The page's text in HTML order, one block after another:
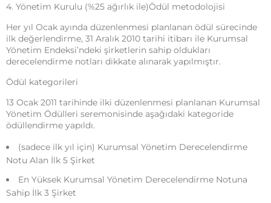
4. Yönetim Kurulu (%25 ağırlık ile)Ödül metodolojisi
Her yıl Ocak ayında düzenlenmesi planlanan ödül sürecinde
ilk değerlendirme, 31 Aralık 2010 tarihi itibarı ile Kurumsal
Yönetim Endeksi’ndeki şirketlerin sahip oldukları
derecelendirme notları dikkate alınarak yapılmıştır.
Ödül kategorileri
13 Ocak 2011 tarihinde ilki düzenlenmesi planlanan Kurumsal
Yönetim Ödülleri seremonisinde aşağıdaki kategoride
ödüllendirme yapıldı.
(sadece ilk yıl için) Kurumsal Yönetim Derecelendirme
Notu Alan İlk 5 Şirket
En Yüksek Kurumsal Yönetim Derecelendirme Notuna
Sahip İlk 3 Şirket